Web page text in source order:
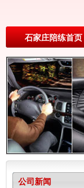
石家庄陪练首页
公司新闻